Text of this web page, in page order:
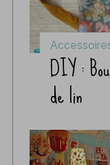
DIY :
de lin